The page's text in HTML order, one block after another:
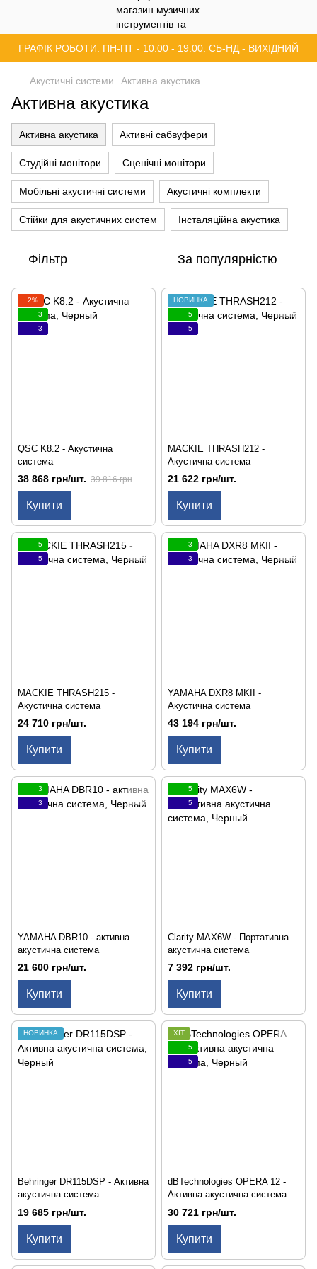
ГРАФІК РОБОТИ: ПН-ПТ - 10:00 - 19:00. СБ-НД - ВИХІДНИЙ
Акустичні системи Активна акустика
Активна акустика
Активна акустика Активні сабвуфери
Студійні монітори Сценічні монітори
Мобільні акустичні системи Акустичні комплекти
Стійки для акустичних систем Інсталяційна акустика
Фільтр За популярністю
−2%
3
3
QSC K8.2 - Акустична
система
38 868 грн/шт. 39 816 грн
Купити
НОВИНКА
5
5
MACKIE THRASH212 -
Акустична система
21 622 грн/шт.
Купити
5
5
MACKIE THRASH215 -
Акустична система
24 710 грн/шт.
Купити
3
3
YAMAHA DXR8 MKII -
Акустична система
43 194 грн/шт.
Купити
3
3
YAMAHA DBR10 - активна
акустична система
21 600 грн/шт.
Купити
5
5
Clarity MAX6W - Портативна
акустична система
7 392 грн/шт.
Купити
НОВИНКА
Behringer DR115DSP - Активна
акустична система
19 685 грн/шт.
Купити
ХІТ
5
5
dBTechnologies OPERA 12 -
Активна акустична система
30 721 грн/шт.
Купити